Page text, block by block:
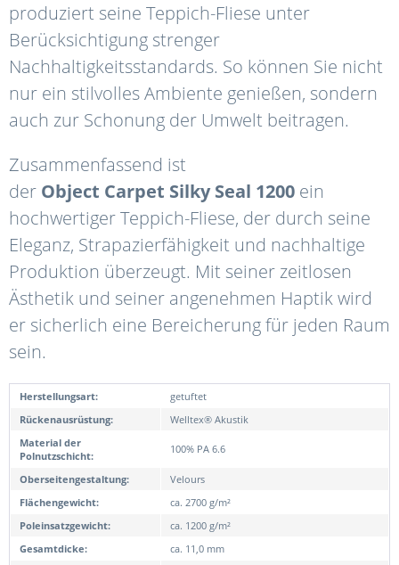
produziert seine Teppich-Fliese unter
Berücksichtigung strenger
Nachhaltigkeitsstandards. So können Sie nicht
nur ein stilvolles Ambiente genießen, sondern
auch zur Schonung der Umwelt beitragen.
Zusammenfassend ist
der Object Carpet Silky Seal 1200 ein
hochwertiger Teppich-Fliese, der durch seine
Eleganz, Strapazierfähigkeit und nachhaltige
Produktion überzeugt. Mit seiner zeitlosen
Ästhetik und seiner angenehmen Haptik wird
er sicherlich eine Bereicherung für jeden Raum
sein.
Herstellungsart:
getuftet
Rückenausrüstung:
Welltex® Akustik
Material der
Polnutzschicht:
100% PA 6.6
Oberseitengestaltung:
Velours
Flächengewicht:
ca. 2700 g/m²
Poleinsatzgewicht:
ca. 1200 g/m²
Gesamtdicke:
ca. 11,0 mm